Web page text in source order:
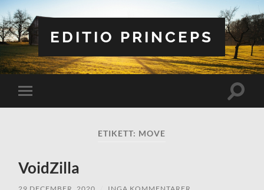
EDITIO PRINCEPS
Slå
på/av
Slå
ETIKETT: MOVE
VoidZilla